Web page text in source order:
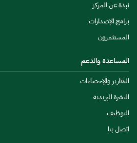
نبذة عن المركز
برامج الإصدارات
المستثمرون
المساعدة والدعم
التقارير والإحصاءات
النشرة البريدية
التوظيف
اتصل بنا